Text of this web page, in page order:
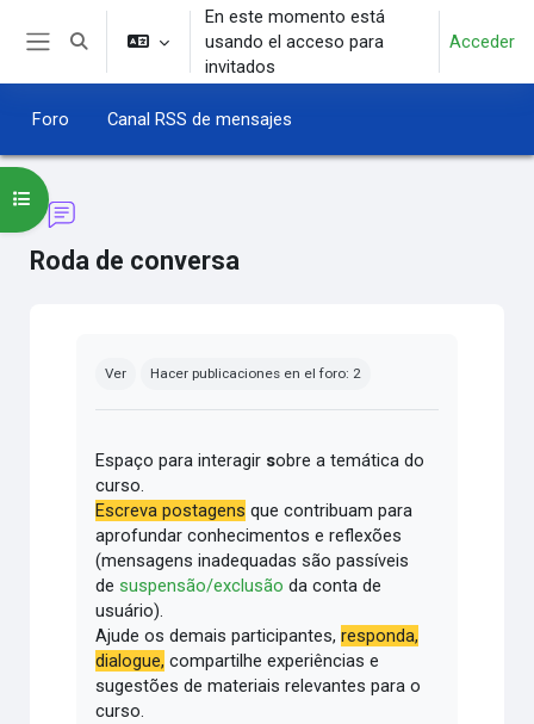
Salta al contenido principal
Selector de búsqueda de entrada
En este momento está
usando el acceso para
invitados
Acceder
Foro Canal RSS de mensajes
Roda de conversa
Abrir índice del curso
Ver Hacer publicaciones en el foro: 2
Espaço para interagir sobre a temática do
curso.
Escreva postagens que contribuam para
aprofundar conhecimentos e reflexões
(mensagens inadequadas são passíveis
desuspensão/exclusão da conta de
usuário).
Ajude os demais participantes,responda,
dialogue, compartilhe experiências e
sugestões de materiais relevantes para o
curso.